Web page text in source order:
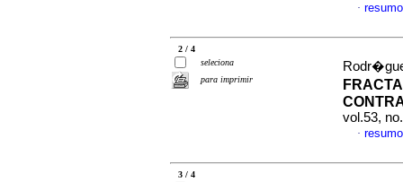
·
2 / 4
seleciona
para imprimir
vol.53,
·
3 / 4